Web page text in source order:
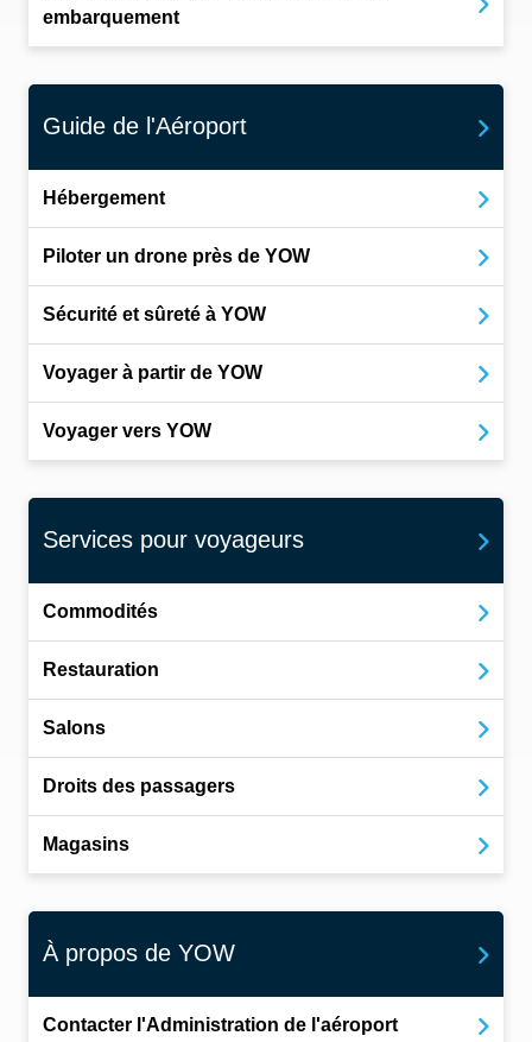
embarquement
Guide de l'Aéroport
Hébergement
Piloter un drone près de YOW
Sécurité et sûreté à YOW
Voyager à partir de YOW
Voyager vers YOW
Services pour voyageurs
Commodités
Restauration
Salons
Droits des passagers
Magasins
À propos de YOW
Contacter l'Administration de l'aéroport